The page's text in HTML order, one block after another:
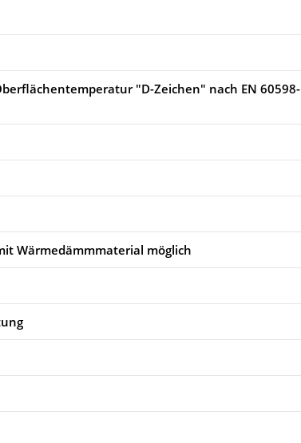
"D-Zeichen" nach EN 60598-
Wärmedämmmaterial möglich